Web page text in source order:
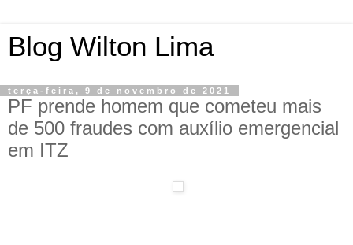
Blog Wilton Lima
terça-feira, 9 de novembro de 2021
PF prende homem que cometeu mais
de 500 fraudes com auxílio emergencial
em ITZ